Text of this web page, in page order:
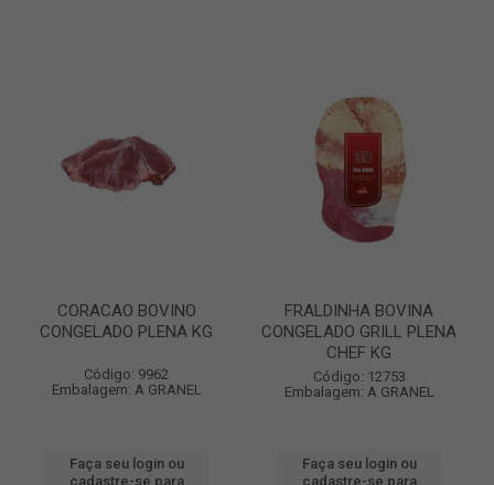
CORACAO BOVINO
CONGELADO PLENA KG
Código: 9962
Embalagem: A GRANEL
Faça seu login ou
cadastre-se para
FRALDINHA BOVINA
CONGELADO GRILL PLENA
CHEF KG
Código: 12753
Embalagem: A GRANEL
Faça seu login ou
cadastre-se para